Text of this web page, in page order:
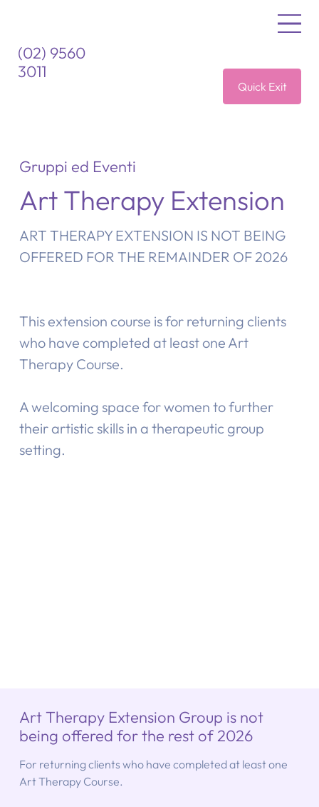
(02) 9560
3011
Quick Exit
Gruppi ed Eventi
Art Therapy Extension
ART THERAPY EXTENSION IS NOT BEING
OFFERED FOR THE REMAINDER OF 2026
This extension course is for returning clients
who have completed at least one Art
Therapy Course.
A welcoming space for women to further
their artistic skills in a therapeutic group
setting.
Art Therapy Extension Group is not
being offered for the rest of 2026
For returning clients who have completed at least one
Art Therapy Course.